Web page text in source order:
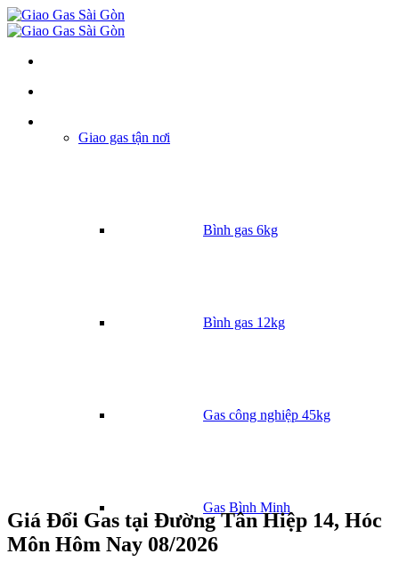
Giao gas tận nơi
Bình gas 6kg
Bình gas 12kg
Gas công nghiệp 45kg
Gas Bình Minh
Giá Đổi Gas tại Đường Tân Hiệp 14, Hóc
Môn Hôm Nay 08/2026